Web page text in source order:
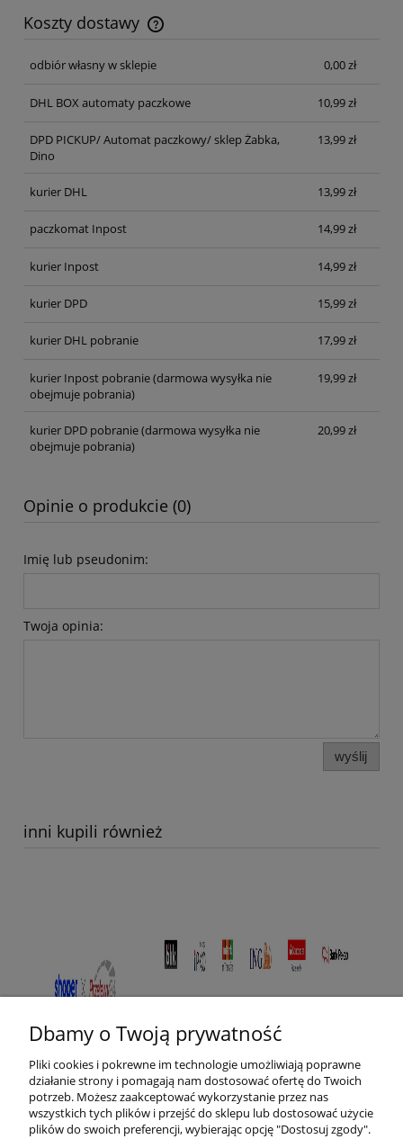
Koszty dostawy
Cena nie zawiera ewentualnych kosztów płatności
odbiór własny w sklepie
0,00 zł
DHL BOX automaty paczkowe 10,99 zł
DPD PICKUP/ Automat paczkowy/ sklep Żabka,
Dino
13,99 zł
kurier DHL 13,99 zł
paczkomat Inpost 14,99 zł
kurier Inpost 14,99 zł
kurier DPD 15,99 zł
kurier DHL pobranie 17,99 zł
kurier Inpost pobranie(darmowa wysyłka nie
obejmuje pobrania)
19,99 zł
kurier DPD pobranie(darmowa wysyłka nie
obejmuje pobrania)
20,99 zł
Opinie o produkcie (0)
Imię lub pseudonim:
Twoja opinia:
wyślij
inni kupili również
Dbamy o Twoją prywatność
Pliki cookies i pokrewne im technologie umożliwiają poprawne
działanie strony i pomagają nam dostosować ofertę do Twoich
potrzeb. Możesz zaakceptować wykorzystanie przez nas
wszystkich tych plików i przejść do sklepu lub dostosować użycie
plików do swoich preferencji, wybierając opcję "Dostosuj zgody".